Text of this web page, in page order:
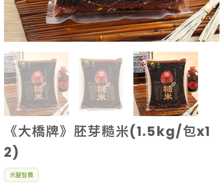
加工飲品
花卉
加工生活用品
原民特區
農會商品
大量採購優惠專區
農業策略聯盟 送禮專區
優質水果
《大橋牌》胚芽糙米(1.5kg/包x1
2)
米屋智農